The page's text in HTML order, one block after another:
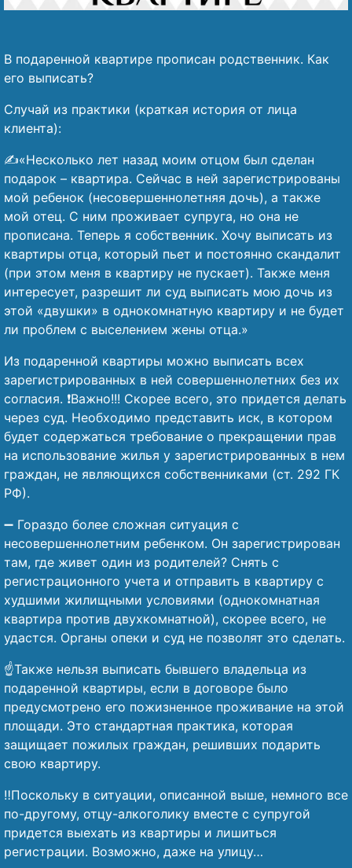
В подаренной квартире прописан родственник. Как
его выписать?
Случай из практики (краткая история от лица
клиента):
✍️«Несколько лет назад моим отцом был сделан
подарок – квартира. Сейчас в ней зарегистрированы
мой ребенок (несовершеннолетняя дочь), а также
мой отец. С ним проживает супруга, но она не
прописана. Теперь я собственник. Хочу выписать из
квартиры отца, который пьет и постоянно скандалит
(при этом меня в квартиру не пускает). Также меня
интересует, разрешит ли суд выписать мою дочь из
этой «двушки» в однокомнатную квартиру и не будет
ли проблем с выселением жены отца.»
Из подаренной квартиры можно выписать всех
зарегистрированных в ней совершеннолетних без их
согласия. ❗Важно!!! Скорее всего, это придется делать
через суд. Необходимо представить иск, в котором
будет содержаться требование о прекращении прав
на использование жилья у зарегистрированных в нем
граждан, не являющихся собственниками (ст. 292 ГК
РФ).
➖ Гораздо более сложная ситуация с
несовершеннолетним ребенком. Он зарегистрирован
там, где живет один из родителей? Снять с
регистрационного учета и отправить в квартиру с
худшими жилищными условиями (однокомнатная
квартира против двухкомнатной), скорее всего, не
удастся. Органы опеки и суд не позволят это сделать.
☝️Также нельзя выписать бывшего владельца из
подаренной квартиры, если в договоре было
предусмотрено его пожизненное проживание на этой
площади. Это стандартная практика, которая
защищает пожилых граждан, решивших подарить
свою квартиру.
‼️Поскольку в ситуации, описанной выше, немного все
по-другому, отцу-алкоголику вместе с супругой
придется выехать из квартиры и лишиться
регистрации. Возможно, даже на улицу…